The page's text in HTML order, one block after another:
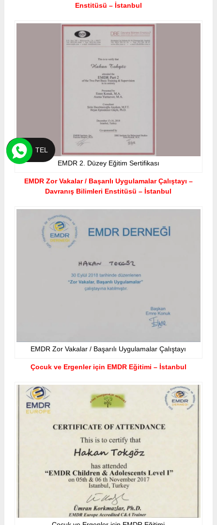
Enstitüsü – İstanbul
EMDR 2. Düzey Eğitim Sertifikası
EMDR Zor Vakalar / Başarılı Uygulamalar Çalıştayı –
Davranış Bilimleri Enstitüsü – İstanbul
EMDR Zor Vakalar / Başarılı Uygulamalar Çalıştayı
Çocuk ve Ergenler için EMDR Eğitimi – İstanbul
TEL